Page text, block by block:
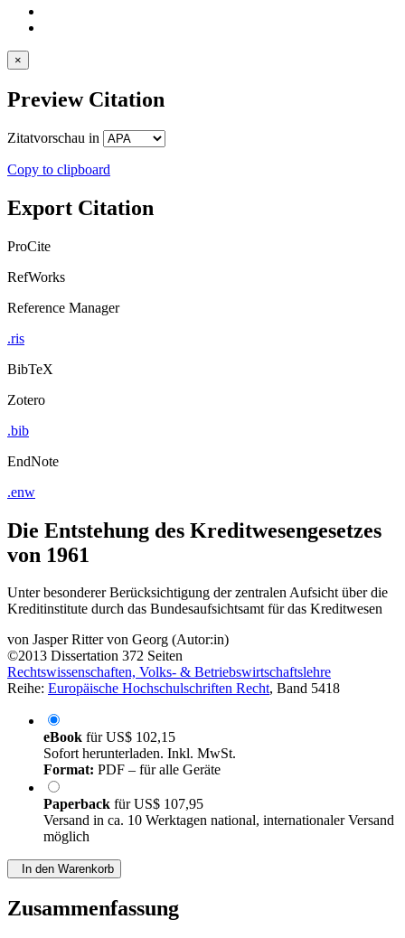
×
Preview Citation
Zitatvorschau in
Copy to clipboard
Export Citation
ProCite
RefWorks
Reference Manager
.ris
BibTeX
Zotero
.bib
EndNote
.enw
Die Entstehung des Kreditwesengesetzes
von 1961
Unter besonderer Berücksichtigung der zentralen Aufsicht über die
Kreditinstitute durch das Bundesaufsichtsamt für das Kreditwesen
von Jasper Ritter von Georg (Autor:in)
©2013 Dissertation 372 Seiten
Rechtswissenschaften, Volks- & Betriebswirtschaftslehre
Reihe: Europäische Hochschulschriften Recht, Band 5418
eBook fürUS$ 102,15
Sofort herunterladen. Inkl. MwSt.
Format: PDF – für alle Geräte
Paperback fürUS$ 107,95
Versand in ca. 10 Werktagen national, internationaler Versand
möglich
In den Warenkorb
Zusammenfassung